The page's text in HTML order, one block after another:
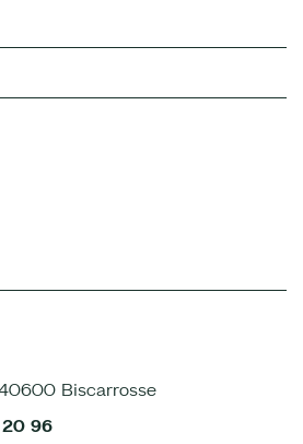
Biscarrosse
96